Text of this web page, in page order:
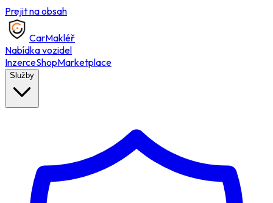
Prejit na obsah
CarMakléř
Nabídka vozidel
InzerceShopMarketplace
Služby